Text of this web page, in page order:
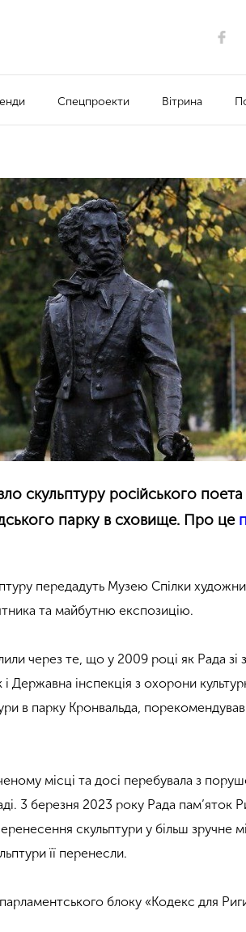
Спецпроекти Вітрина
скульптуру російського поета
парку в сховище. Про це
передадуть Музею Спілки
та майбутню експозицію.
через те, що у 2009 році як Рада зі
Державна інспекція з охорони
в парку Кронвальда,
місці та досі перебувала з
3 березня 2023 року Рада пам’яток
скульптури у більш зручне
її перенесли.
блоку «Кодекс для